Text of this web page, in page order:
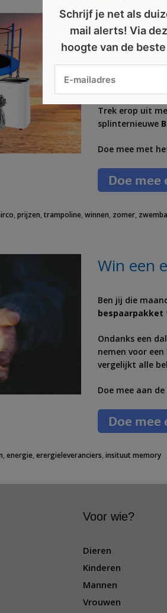
Staat er geen
Jij kan zelf
Trek erop uit
splinternieuwe
Doe mee met
,prijzen ,trampoline ,winnen zomer
Win een
Ben jij die
bespaarpakket
Ondanks een
nemen voor
vergelijkt alle
Doe mee aan de
,energie,erergieleveranciers,insituut memory
Voor wie?
Dieren
Kinderen
Mannen
Vrouwen
Schrijf je net als
mail alerts! Via
hoogte van de